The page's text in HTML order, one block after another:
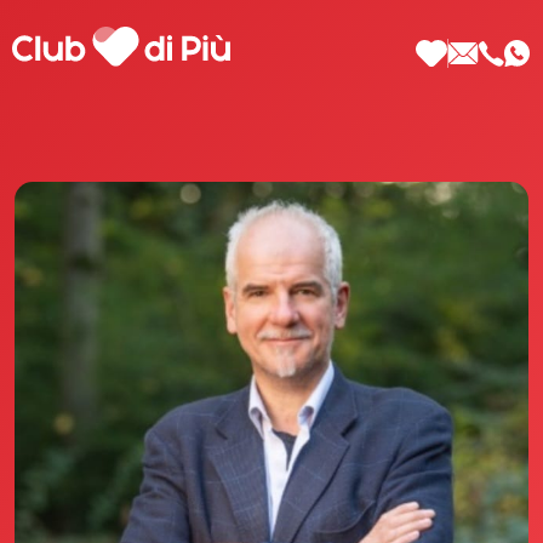
Scopri Club di Più
Le testimonianze Club di Più
La fondatrice Valeria Pilla
Annunci Donne
Agenzia matrimoniale Club di Più
Love Notebook